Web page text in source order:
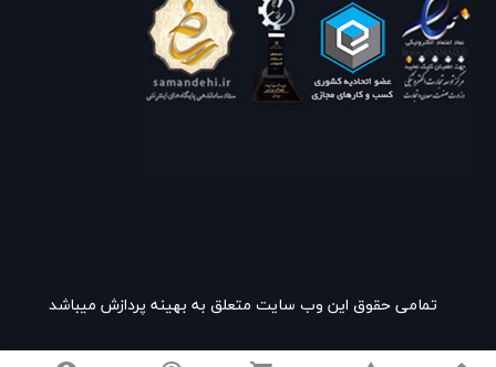
تمامی حقوق این وب سایت متعلق به بهینه پردازش میباشد